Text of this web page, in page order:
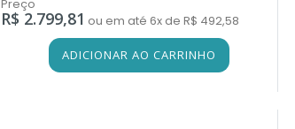
Preço
R$ 2.799,81 ou em até 6x de R$ 492,58
ADICIONAR AO CARRINHO